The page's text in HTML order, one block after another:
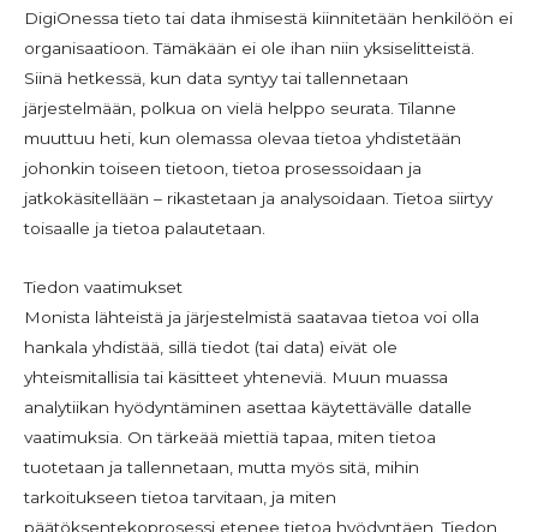
DigiOnessa tieto tai data ihmisestä kiinnitetään henkilöön ei
organisaatioon. Tämäkään ei ole ihan niin yksiselitteistä.
Siinä hetkessä, kun data syntyy tai tallennetaan
järjestelmään, polkua on vielä helppo seurata. Tilanne
muuttuu heti, kun olemassa olevaa tietoa yhdistetään
johonkin toiseen tietoon, tietoa prosessoidaan ja
jatkokäsitellään – rikastetaan ja analysoidaan. Tietoa siirtyy
toisaalle ja tietoa palautetaan.
Tiedon vaatimukset
Monista lähteistä ja järjestelmistä saatavaa tietoa voi olla
hankala yhdistää, sillä tiedot (tai data) eivät ole
yhteismitallisia tai käsitteet yhteneviä. Muun muassa
analytiikan hyödyntäminen asettaa käytettävälle datalle
vaatimuksia. On tärkeää miettiä tapaa, miten tietoa
tuotetaan ja tallennetaan, mutta myös sitä, mihin
tarkoitukseen tietoa tarvitaan, ja miten
päätöksentekoprosessi etenee tietoa hyödyntäen. Tiedon